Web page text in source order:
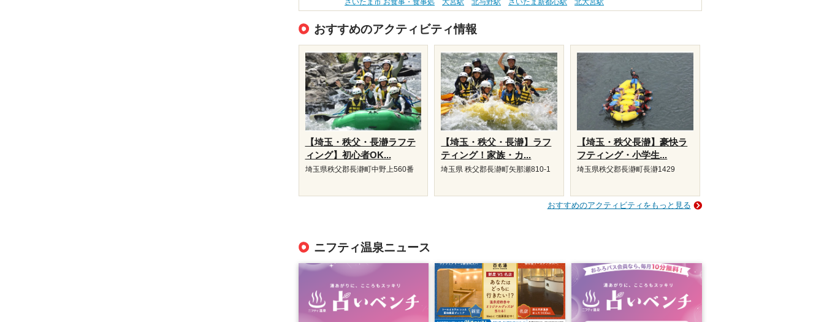
さいたま市 お食事・食事処
大宮駅 北与野駅 さいたま新都心駅 北大宮駅
おすすめのアクティビティ情報
【埼玉・秩父・長瀞ラフテ
ィング】初心者OK...
埼玉県秩父郡長瀞町中野上560番
【埼玉・秩父・長瀞】ラフ
ティング！家族・カ...
埼玉県 秩父郡長瀞町矢那瀬810-1
【埼玉・秩父長瀞】豪快ラ
フティング・小学生...
埼玉県秩父郡長瀞町長瀞1429
おすすめのアクティビティをもっと見る
ニフティ温泉ニュース